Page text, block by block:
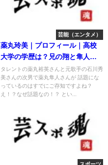
芸能（エンタメ）
薬丸玲美｜プロフィール｜高校
大学の学歴は？兄の翔と隼人も
話題
タレントの薬丸裕英さんと元歌手の石川秀
美さんの次男で薬丸隼人さんが 話題にな
っているのはすでにご存知ですよね？
え！？なぜ話題なの！？ とい...